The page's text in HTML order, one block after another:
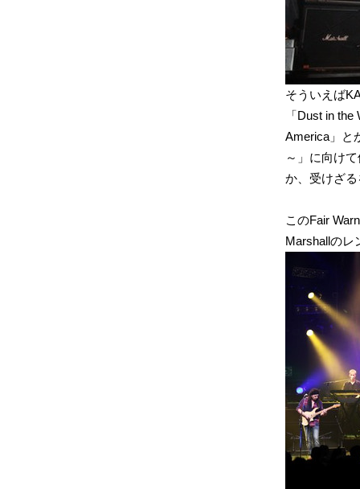
そういえば
「Dust in
America」と
～」に向け
か、受けざ
このFair
Marshallのレ